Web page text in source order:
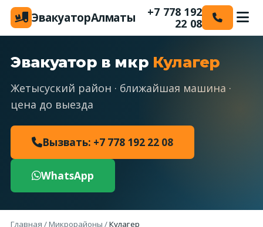
ЭвакуаторАлматы
+7 778 192
22 08
Эвакуатор в мкр Кулагер
Жетысуский район · ближайшая машина ·
цена до выезда
Вызвать: +7 778 192 22 08
WhatsApp
Главная /Микрорайоны /Кулагер